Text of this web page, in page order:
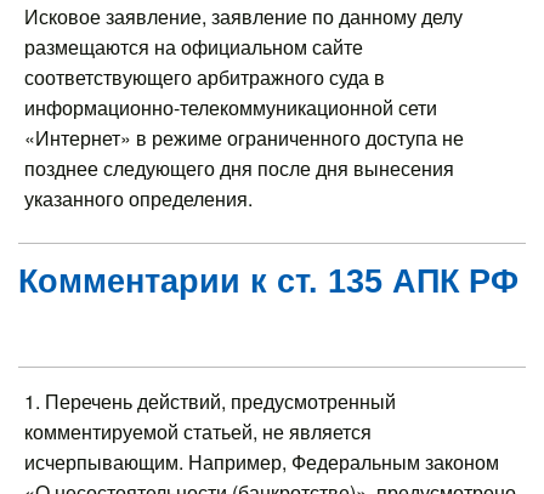
Исковое заявление, заявление по данному делу
размещаются на официальном сайте
соответствующего арбитражного суда в
информационно-телекоммуникационной сети
«Интернет» в режиме ограниченного доступа не
позднее следующего дня после дня вынесения
указанного определения.
Комментарии к ст. 135 АПК РФ
1. Перечень действий, предусмотренный
комментируемой статьей, не является
исчерпывающим. Например, Федеральным законом